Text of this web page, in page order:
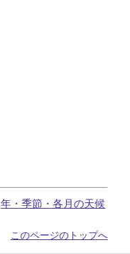
年・季節・各月の天候
このページのトップへ